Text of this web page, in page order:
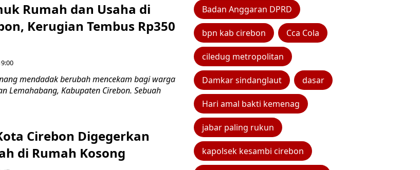
Rumah dan Usaha di
Kerugian Tembus Rp350
mendadak berubah mencekam bagi warga
Lemahabang, Kabupaten Cirebon. Sebuah
Cirebon Digegerkan
di Rumah Kosong
Badan Anggaran DPRD
bpn kab cirebon Cca Cola
ciledug metropolitan
Damkar sindanglaut dasar
Hari amal bakti kemenag
jabar paling rukun
kapolsek kesambi cirebon